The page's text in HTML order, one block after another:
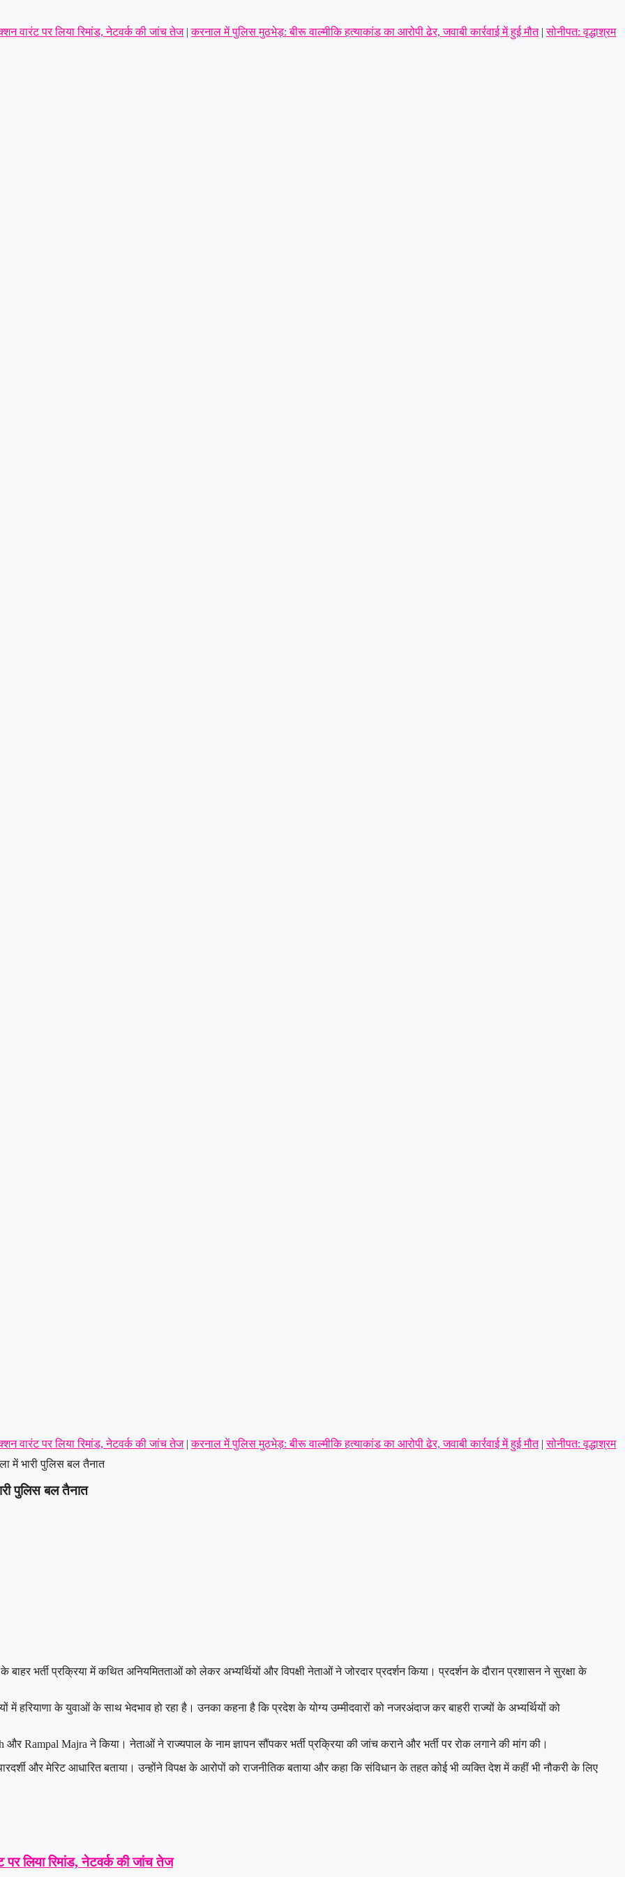
वारंट पर लिया रिमांड, नेटवर्क की जांच तेज | करनाल में पुलिस मुठभेड़: बीरू वाल्मीकि हत्याकांड का आरोपी ढेर, जवाबी कार्रवाई में हुई मौत | सोनीपत: वृद्धाश्रम
वारंट पर लिया रिमांड, नेटवर्क की जांच तेज | करनाल में पुलिस मुठभेड़: बीरू वाल्मीकि हत्याकांड का आरोपी ढेर, जवाबी कार्रवाई में हुई मौत | सोनीपत: वृद्धाश्रम
| हरियाणा में थाने के सामने दिनदहाड़े गोलियां बरसीं, SUV सवार 7 लोग घायल; गैंगवार का एंगल खंगाल रही पुलिस
की पीट-पीटकर हत्या, पुरानी रंजिश में 10 से अधिक लोगों पर हमला करने का आरोप
में भारी पुलिस बल तैनात
पुलिस बल तैनात
बाहर भर्ती प्रक्रिया में कथित अनियमितताओं को लेकर अभ्यर्थियों और विपक्षी नेताओं ने जोरदार प्रदर्शन किया। प्रदर्शन के दौरान प्रशासन ने सुरक्षा के
हरियाणा के युवाओं के साथ भेदभाव हो रहा है। उनका कहना है कि प्रदेश के योग्य उम्मीदवारों को नजरअंदाज कर बाहरी राज्यों के अभ्यर्थियों को
और Rampal Majra ने किया। नेताओं ने राज्यपाल के नाम ज्ञापन सौंपकर भर्ती प्रक्रिया की जांच कराने और भर्ती पर रोक लगाने की मांग की।
और मेरिट आधारित बताया। उन्होंने विपक्ष के आरोपों को राजनीतिक बताया और कहा कि संविधान के तहत कोई भी व्यक्ति देश में कहीं भी नौकरी के लिए
लिया रिमांड, नेटवर्क की जांच तेज